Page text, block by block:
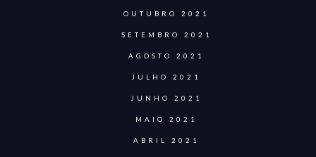
OUTUBRO 2021
SETEMBRO 2021
AGOSTO 2021
JULHO 2021
JUNHO 2021
MAIO 2021
ABRIL 2021